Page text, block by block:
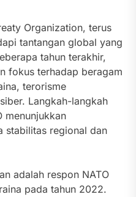
Organization, terus
tantangan global yang
tahun terakhir,
fokus terhadap beragam
terorisme
Langkah-langkah
menunjukkan
stabilitas regional dan
adalah respon NATO
pada tahun 2022.